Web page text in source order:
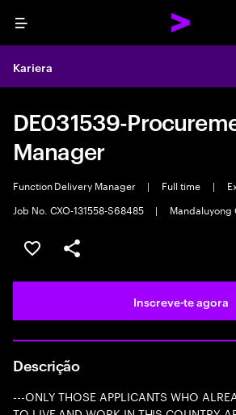
Menu
Kariera
DE031539-
Manager
Function Delivery Manager | Full time |
Job No. CXO-131558-S68485
| Mandaluyong
Guardar oportunidade
Partilhar
Inscreve-te agora
Descrição
---ONLY THOSE APPLICANTS WHO